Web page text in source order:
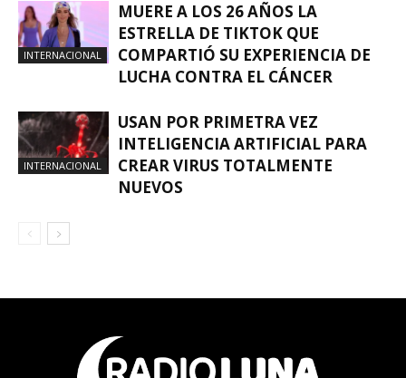
INTERNACIONAL
MUERE A LOS 26 AÑOS LA
ESTRELLA DE TIKTOK QUE
COMPARTIÓ SU EXPERIENCIA DE
LUCHA CONTRA EL CÁNCER
INTERNACIONAL
USAN POR PRIMETRA VEZ
INTELIGENCIA ARTIFICIAL PARA
CREAR VIRUS TOTALMENTE
NUEVOS